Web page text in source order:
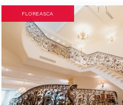
FLOREASCA